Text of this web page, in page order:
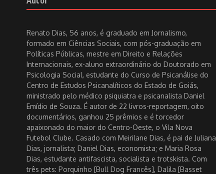
Renato Dias, 56 anos, é graduado em Jornalismo,
formado em Ciências Sociais, com pós-graduação em
Políticas Públicas, mestre em Direito e Relações
Internacionais, ex-aluno extraordinário do Doutorado em
Psicologia Social, estudante do Curso de Psicanálise do
Centro de Estudos Psicanalíticos do Estado de Goiás,
ministrado pelo médico psiquiatra e psicanalista Daniel
Emídio de Souza. É autor de 22 livros-reportagem, oito
documentários, ganhou 25 prêmios e é torcedor
apaixonado do maior do Centro-Oeste, o Vila Nova
Futebol Clube. Casado com Meirilane Dias, é pai de Juliana
Dias, jornalista; Daniel Dias, economista; e Maria Rosa
Dias, estudante antifascista, socialista e trotskista. Com
três pets: Porquinho [Bull Dog Francês], Dalila [Basset